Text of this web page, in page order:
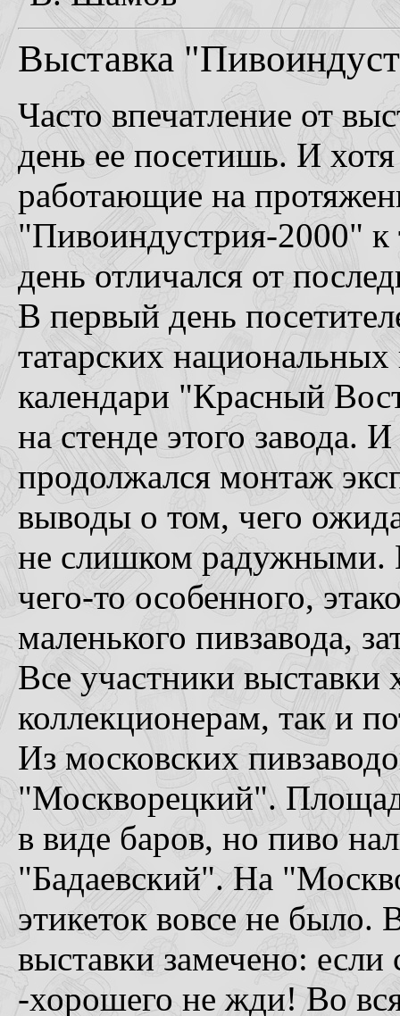
Выставка
Часто впечатление от
день ее посетишь. И
работающие на
"Пивоиндустрия-2000" к
день отличался от
В первый день
татарских
календари "Красный
на стенде этого завода.
продолжался монтаж
выводы о том, чего
не слишком радужными.
чего-то особенного,
маленького пивзавода,
Все участники
коллекционерам, так и
Из московских
"Москворецкий".
в виде баров, но пиво
"Бадаевский". На
этикеток вовсе не
выставки замечено: если
-хорошего не жди! Во